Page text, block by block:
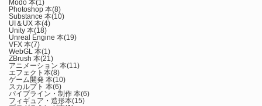
Modo 本(1)
Photoshop 本(8)
Substance 本(10)
UI＆UX 本(4)
Unity 本(18)
Unreal Engine 本(19)
VFX 本(7)
WebGL 本(1)
ZBrush 本(21)
アニメーション 本(11)
エフェクト本(8)
ゲーム開発 本(10)
スカルプト 本(6)
パイプライン・制作 本(6)
フィギュア・造形本(15)